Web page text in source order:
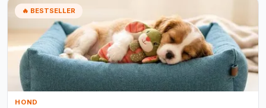
🔥 BESTSELLER
HOND